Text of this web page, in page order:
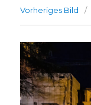
Vorheriges Bild